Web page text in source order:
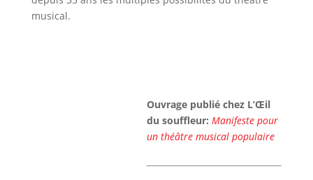
musical.
Ouvrage publié chez L’Œil
du souffleur: Manifeste pour
un théâtre musical populaire